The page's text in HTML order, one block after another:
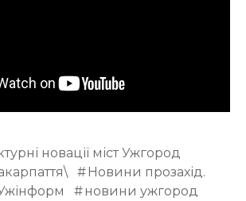
новації міст Ужгород
Новини прозахід.
новини ужгород